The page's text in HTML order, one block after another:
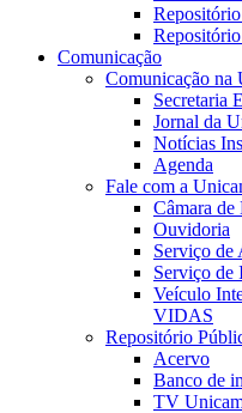
Comunicação
Comunicação na
Secretaria
Jornal da
Notícias
Agenda
Fale com a
Câmara de
Ouvidoria
Serviço de
Serviço de
Veículo
VIDAS
Repositório
Acervo
Banco de
TV